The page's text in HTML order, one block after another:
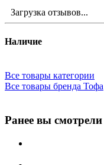
Загрузка отзывов...
Наличие
Все товары категории
Все товары бренда Тофа
Ранее вы смотрели